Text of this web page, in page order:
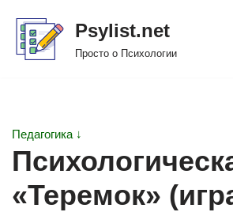
Перейти
Psylist.net
Просто о Психологии
Педагогика ↓
«Теремок»